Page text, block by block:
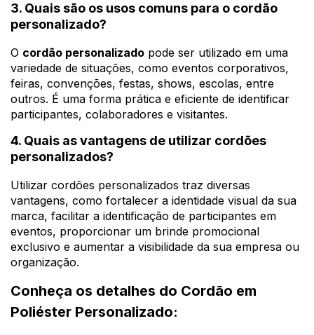
3. Quais são os usos comuns para o cordão
personalizado?
O cordão personalizado pode ser utilizado em uma
variedade de situações, como eventos corporativos,
feiras, convenções, festas, shows, escolas, entre
outros. É uma forma prática e eficiente de identificar
participantes, colaboradores e visitantes.
4. Quais as vantagens de utilizar cordões
personalizados?
Utilizar cordões personalizados traz diversas
vantagens, como fortalecer a identidade visual da sua
marca, facilitar a identificação de participantes em
eventos, proporcionar um brinde promocional
exclusivo e aumentar a visibilidade da sua empresa ou
organização.
Conheça os detalhes do Cordão em
Poliéster Personalizado: